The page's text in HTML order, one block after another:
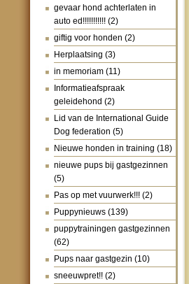
gevaar hond achterlaten in
auto ed!!!!!!!!!!! (2)
giftig voor honden (2)
Herplaatsing (3)
in memoriam (11)
Informatieafspraak
geleidehond (2)
Lid van de International Guide
Dog federation (5)
Nieuwe honden in training (18)
nieuwe pups bij gastgezinnen
(5)
Pas op met vuurwerk!!! (2)
Puppynieuws (139)
puppytrainingen gastgezinnen
(62)
Pups naar gastgezin (10)
sneeuwpret!! (2)